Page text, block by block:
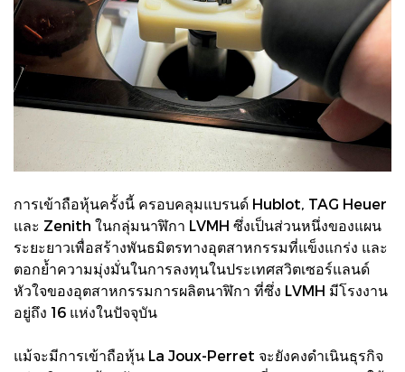
การเข้าถือหุ้นครั้งนี้ ครอบคลุมแบรนด์ Hublot, TAG Heuer
และ Zenith ในกลุ่มนาฬิกา LVMH ซึ่งเป็นส่วนหนึ่งของแผน
ระยะยาวเพื่อสร้างพันธมิตรทางอุตสาหกรรมที่แข็งแกร่ง และ
ตอกย้ำความมุ่งมั่นในการลงทุนในประเทศสวิตเซอร์แลนด์
หัวใจของอุตสาหกรรมการผลิตนาฬิกา ที่ซึ่ง LVMH มีโรงงาน
อยู่ถึง 16 แห่งในปัจจุบัน
แม้จะมีการเข้าถือหุ้น La Joux-Perret จะยังคงดำเนินธุรกิจ